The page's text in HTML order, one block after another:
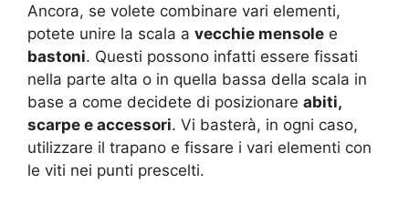
Ancora, se volete combinare vari elementi,
potete unire la scala a vecchie mensole e
bastoni. Questi possono infatti essere fissati
nella parte alta o in quella bassa della scala in
base a come decidete di posizionare abiti,
scarpe e accessori. Vi basterà, in ogni caso,
utilizzare il trapano e fissare i vari elementi con
le viti nei punti prescelti.